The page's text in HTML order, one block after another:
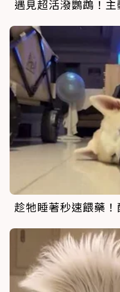
遇見超活潑鸚鵡！
趁牠睡著秒速餵藥